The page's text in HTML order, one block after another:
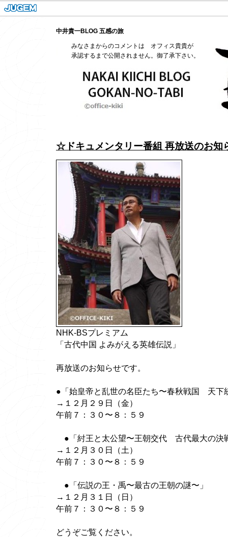
中井貴一BLOG 五感の旅
みなさまからのコメントは オフィス貴貴が
承認するまで公開されません。御了承下さい。
☆ドキュメンタリー番組 再放送のお知
NHK-BSプレミアム
「古代中国 よみがえる英雄伝説」
再放送のお知らせです。
●「始皇帝と乱世の名臣たち〜春秋戦国 天下
→１２月２９日（金）
午前７：３０〜８：５９
●「紂王と太公望〜王朝交代 古代最大の決
→１２月３０日（土）
午前７：３０〜８：５９
●「伝説の王・禹〜最古の王朝の謎〜」
→１２月３１日（日）
午前７：３０〜８：５９
どうぞご覧ください。